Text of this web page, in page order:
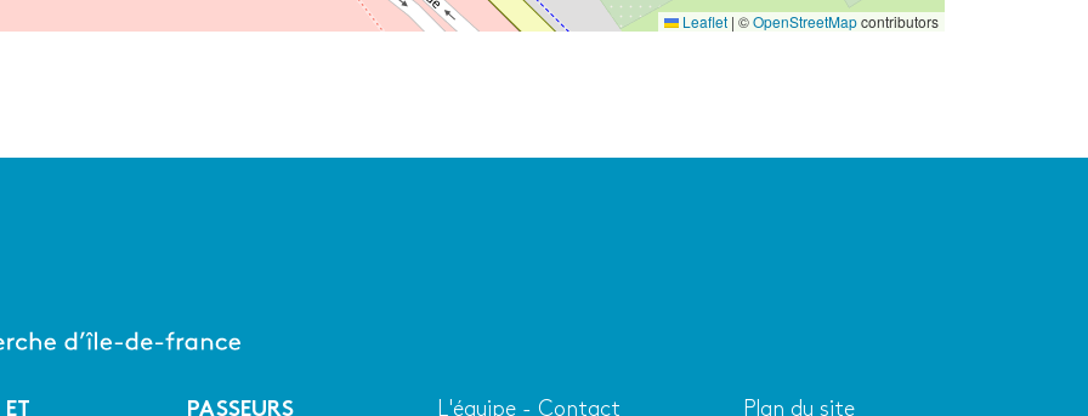
Leaflet | ©OpenStreetMapcontributors
ET PASSEURS L'équipe - Contact Plan du site